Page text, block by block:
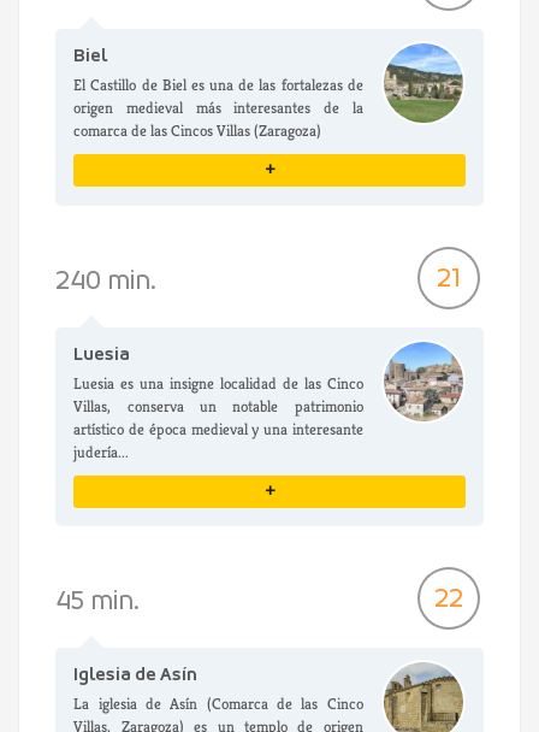
Biel
El Castillo de Biel es una de las fortalezas de
origen medieval más interesantes de la
comarca de las Cincos Villas (Zaragoza)
+
240 min. 21
Luesia
Luesia es una insigne localidad de las Cinco
Villas, conserva un notable patrimonio
artístico de época medieval y una interesante
judería...
+
45 min. 22
Iglesia de Asín
La iglesia de Asín (Comarca de las Cinco
Villas, Zaragoza) es un templo de origen